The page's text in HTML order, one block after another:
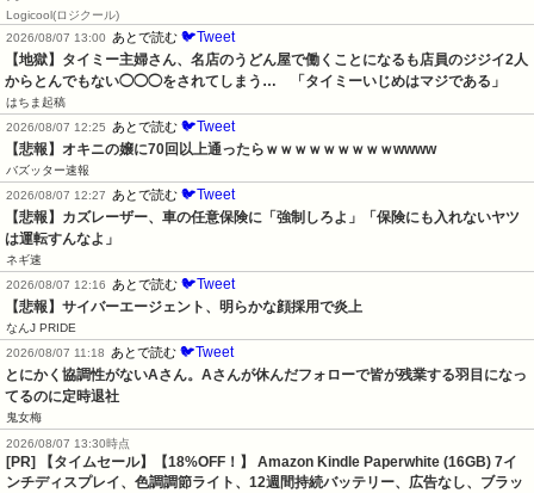
Logicool(ロジクール)
2026/08/07 13:00
あとで読む 🐦Tweet
【地獄】タイミー主婦さん、名店のうどん屋で働くことになるも店員のジジイ2人
からとんでもない◯◯◯をされてしまう…　「タイミーいじめはマジである」
はちま起稿
2026/08/07 12:25
あとで読む 🐦Tweet
【悲報】オキニの嬢に70回以上通ったらｗｗｗｗｗｗｗｗｗwwww
バズッター速報
2026/08/07 12:27
あとで読む 🐦Tweet
【悲報】カズレーザー、車の任意保険に「強制しろよ」「保険にも入れないヤツ
は運転すんなよ」
ネギ速
2026/08/07 12:16
あとで読む 🐦Tweet
【悲報】サイバーエージェント、明らかな顔採用で炎上
なんJ PRIDE
2026/08/07 11:18
あとで読む 🐦Tweet
とにかく協調性がないAさん。Aさんが休んだフォローで皆が残業する羽目になっ
てるのに定時退社
鬼女梅
2026/08/07 13:30時点
[PR] 【タイムセール】【18%OFF！】 Amazon Kindle Paperwhite (16GB) 7イ
ンチディスプレイ、色調調節ライト、12週間持続バッテリー、広告なし、ブラッ